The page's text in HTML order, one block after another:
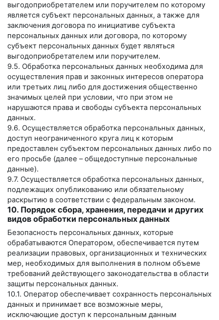
выгодоприобретателем или поручителем по которому
является субъект персональных данных, а также для
заключения договора по инициативе субъекта
персональных данных или договора, по которому
субъект персональных данных будет являться
выгодоприобретателем или поручителем.
9.5. Обработка персональных данных необходима для
осуществления прав и законных интересов оператора
или третьих лиц либо для достижения общественно
значимых целей при условии, что при этом не
нарушаются права и свободы субъекта персональных
данных.
9.6. Осуществляется обработка персональных данных,
доступ неограниченного круга лиц к которым
предоставлен субъектом персональных данных либо по
его просьбе (далее – общедоступные персональные
данные).
9.7. Осуществляется обработка персональных данных,
подлежащих опубликованию или обязательному
раскрытию в соответствии с федеральным законом.
10. Порядок сбора, хранения, передачи и других
видов обработки персональных данных
Безопасность персональных данных, которые
обрабатываются Оператором, обеспечивается путем
реализации правовых, организационных и технических
мер, необходимых для выполнения в полном объеме
требований действующего законодательства в области
защиты персональных данных.
10.1. Оператор обеспечивает сохранность персональных
данных и принимает все возможные меры,
исключающие доступ к персональным данным